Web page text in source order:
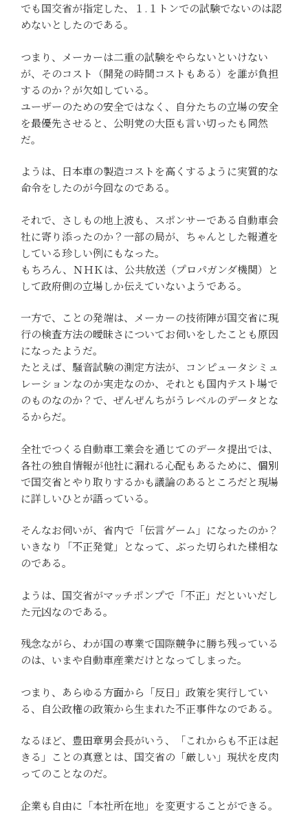
でも国交省が指定した、１.１トンでの試験でないのは認
めないとしたのである。
つまり、メーカーは二重の試験をやらないといけない
が、そのコスト（開発の時間コストもある）を誰が負担
するのか？が欠如している。
ユーザーのための安全ではなく、自分たちの立場の安全
を最優先させると、公明党の大臣も言い切ったも同然
だ。
ようは、日本車の製造コストを高くするように実質的な
命令をしたのが今回なのである。
それで、さしもの地上波も、スポンサーである自動車会
社に寄り添ったのか？一部の局が、ちゃんとした報道を
している珍しい例にもなった。
もちろん、ＮＨＫは、公共放送（プロパガンダ機関）と
して政府側の立場しか伝えていないようである。
一方で、ことの発端は、メーカーの技術陣が国交省に現
行の検査方法の曖昧さについてお伺いをしたことも原因
になったようだ。
たとえば、騒音試験の測定方法が、コンピュータシミュ
レーションなのか実走なのか、それとも国内テスト場で
のものなのか？で、ぜんぜんちがうレベルのデータとな
るからだ。
全社でつくる自動車工業会を通じてのデータ提出では、
各社の独自情報が他社に漏れる心配もあるために、個別
で国交省とやり取りするかも議論のあるところだと現場
に詳しいひとが語っている。
そんなお伺いが、省内で「伝言ゲーム」になったのか？
いきなり「不正発覚」となって、ぶった切られた様相な
のである。
ようは、国交省がマッチポンプで「不正」だといいだし
た元凶なのである。
残念ながら、わが国の専業で国際競争に勝ち残っている
のは、いまや自動車産業だけとなってしまった。
つまり、あらゆる方面から「反日」政策を実行してい
る、自公政権の政策から生まれた不正事件なのである。
なるほど、豊田章男会長がいう、「これからも不正は起
きる」ことの真意とは、国交省の「厳しい」現状を皮肉
ってのことなのだ。
企業も自由に「本社所在地」を変更することができる。